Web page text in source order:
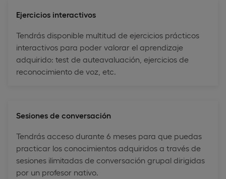
Ejercicios interactivos
Tendrás disponible multitud de ejercicios prácticos
interactivos para poder valorar el aprendizaje
adquirido: test de auteavaluación, ejercicios de
reconocimiento de voz, etc.
Sesiones de conversación
Tendrás acceso durante 6 meses para que puedas
practicar los conocimientos adquiridos a través de
sesiones ilimitadas de conversación grupal dirigidas
por un profesor nativo.